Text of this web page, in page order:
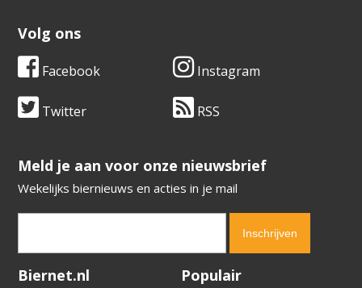
Volg ons
Facebook Instagram
Twitter RSS
​​​​​​​Meld je aan voor onze nieuwsbrief
Wekelijks biernieuws en acties in je mail
Verification code:
Biernet.nl Populair